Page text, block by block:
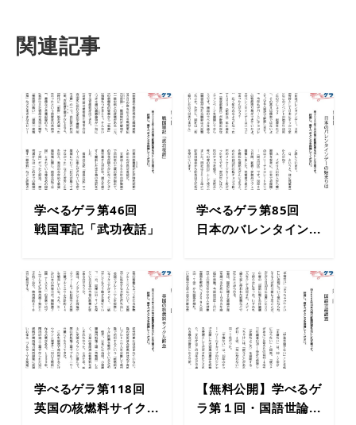
関連記事
学べるゲラ第46回
戦国軍記「武功夜話」
学べるゲラ第85回
日本のバレンタイン...
学べるゲラ第118回
英国の核燃料サイク...
【無料公開】学べるゲ
ラ第１回・国語世論...